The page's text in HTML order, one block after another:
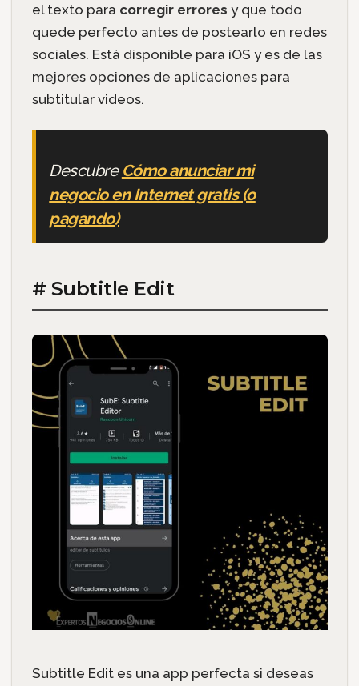
el texto para corregir errores y que todo
quede perfecto antes de postearlo en redes
sociales. Está disponible para iOS y es de las
mejores opciones de aplicaciones para
subtitular videos.
Descubre Cómo anunciar mi
negocio en Internet gratis (o
pagando)
# Subtitle Edit
Subtitle Edit es una app perfecta si deseas